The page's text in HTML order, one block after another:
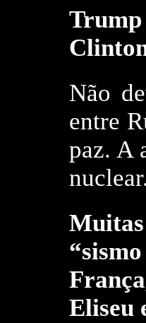
Não
entre
paz. A
Muitas
Eliseu